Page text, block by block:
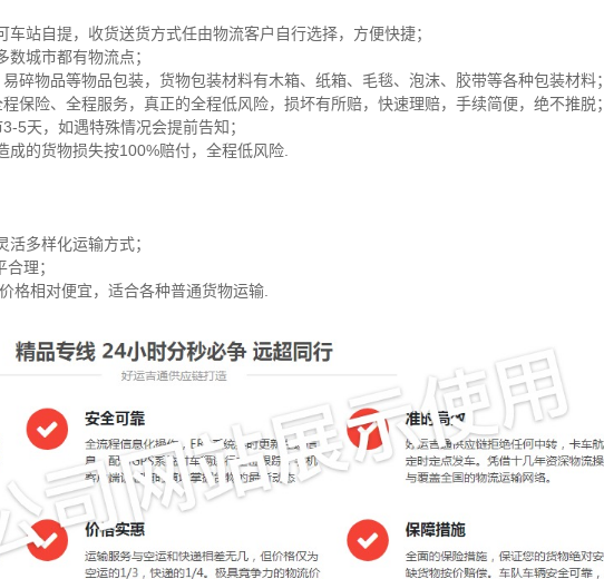
站自提，收货送货方式任由物流客户自行选择，方便快捷；
城市都有物流点；
碎物品等物品包装，货物包装材料有木箱、纸箱、毛毯、泡沫、胶带等各种包装材料；
保险、全程服务，真正的全程低风险，损坏有所赔，快速理赔，手续简便，绝不推脱；
5天，如遇特殊情况会提前告知；
成的货物损失按100%赔付，全程低风险.
多样化运输方式；
理；
格相对便宜，适合各种普通货物运输.